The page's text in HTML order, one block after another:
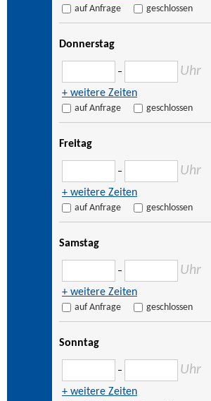
auf Anfrage geschlossen
Donnerstag
– Uhr
+ weitere Zeiten
auf Anfrage geschlossen
Freitag
– Uhr
+ weitere Zeiten
auf Anfrage geschlossen
Samstag
– Uhr
+ weitere Zeiten
auf Anfrage geschlossen
Sonntag
– Uhr
+ weitere Zeiten